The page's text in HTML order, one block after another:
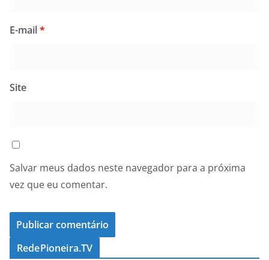
E-mail*
Site
Salvar meus dados neste navegador para a próxima
vez que eu comentar.
RedePioneira.TV